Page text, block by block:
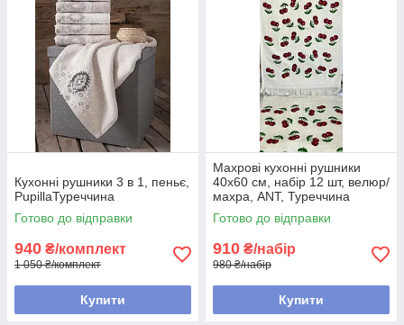
Кухонні рушники 3 в 1, пеньє,
PupillaТуреччина
Готово до відправки
940 ₴/комплект
1 050 ₴/комплект
Купити
Махрові кухонні рушники
40х60 см, набір 12 шт, велюр/
махра, ANT, Туреччина
Готово до відправки
910 ₴/набір
980 ₴/набір
Купити